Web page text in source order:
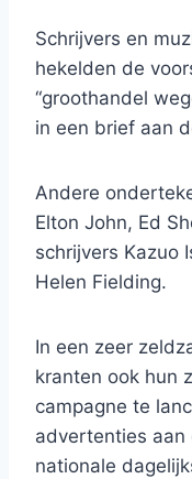
Schrijvers en
hekelden de
“groothandel
in een brief aan
Andere
Elton John, Ed
schrijvers Kazuo
Helen Fielding.
In een zeer
kranten ook hun
campagne te
advertenties aan
nationale